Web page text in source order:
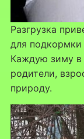
Разгрузка
для
Каждую зиму в
родители,
природу.